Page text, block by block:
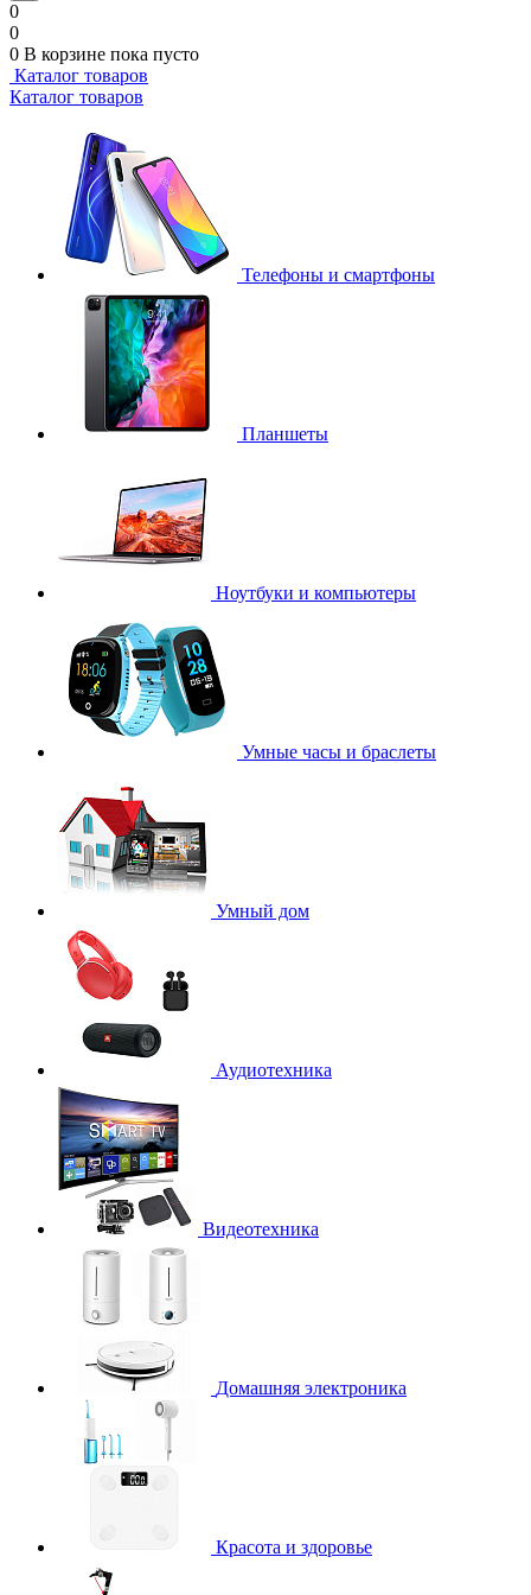
0
0
0 В корзине пока пусто
Каталог товаров
Каталог товаров
Телефоны и смартфоны
Планшеты
Ноутбуки и компьютеры
Умные часы и браслеты
Умный дом
Аудиотехника
Видеотехника
Домашняя электроника
Красота и здоровье